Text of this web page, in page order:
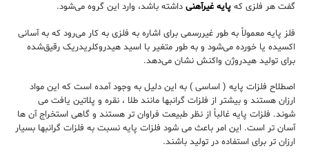
گفت هر فلزی که پایه غیرآهنی داشته باشد، وارد این گروه می‌شود.
فلز پایه معمولاً به طور غیررسمی برای اشاره به فلزی به کار می‌رود که به آسانی
اکسیده یا خورده می‌شود و به طور متغیر با اسید هیدروکلریدریک رقیق‌شده
برای تولید هیدروژن واکنش نشان می‌دهد.
اصطلاح فلزات پایه ( اساسی ) به این دلیل به وجود آمده است که این مواد
ارزان هستند و بیشتر از فلزات گرانبها مانند طلا ، نقره و پلاتین یافت می
شوند. فلزات پایه غالباً از نظر طبیعت فراوان تر هستند و گاهی استخراج آن ها
آسان تر است. این امر باعث می شود فلزات پایه نسبت به فلزات گرانبها بسیار
ارزان تر برای استفاده در تولید باشند.